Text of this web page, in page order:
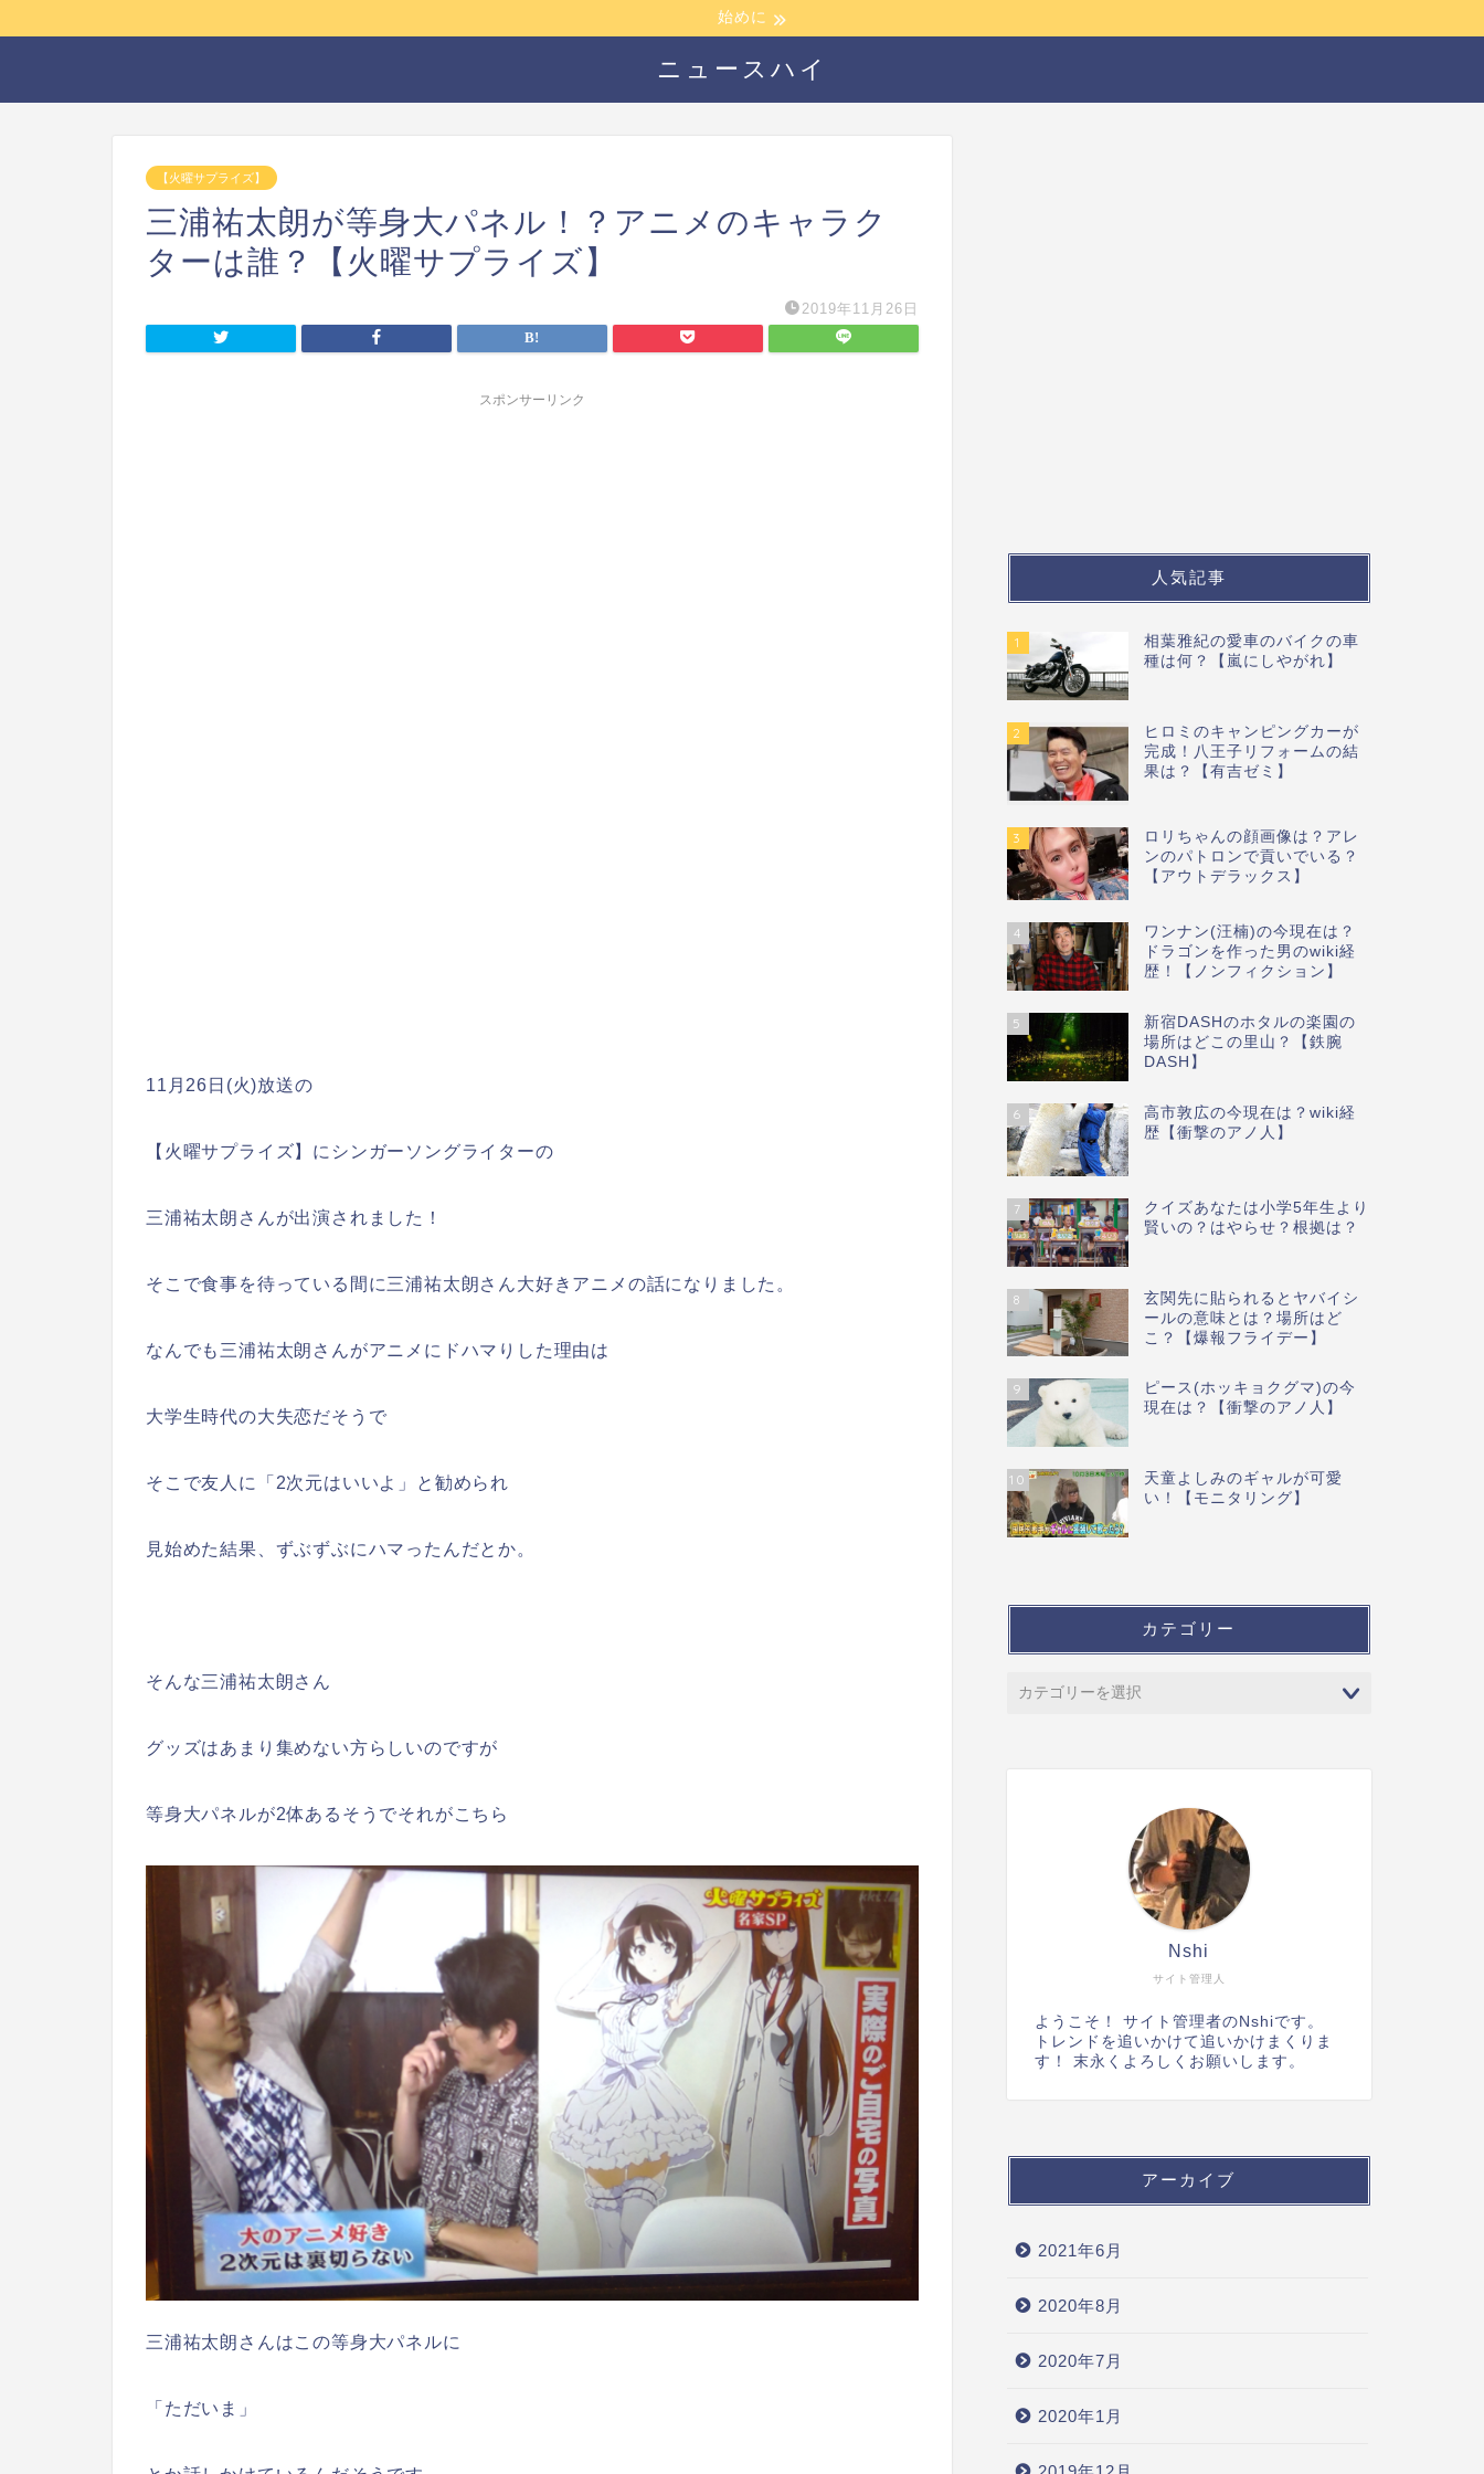
始めに
ニュースハイ
【火曜サプライズ】
三浦祐太朗が等身大パネル！？アニメのキャラク
ターは誰？【火曜サプライズ】
2019年11月26日
スポンサーリンク
11月26日(火)放送の
【火曜サプライズ】にシンガーソングライターの
三浦祐太朗さんが出演されました！
そこで食事を待っている間に三浦祐太朗さん大好きアニメの話になりました。
なんでも三浦祐太朗さんがアニメにドハマりした理由は
大学生時代の大失恋だそうで
そこで友人に「2次元はいいよ」と勧められ
見始めた結果、ずぶずぶにハマったんだとか。
そんな三浦祐太朗さん
グッズはあまり集めない方らしいのですが
等身大パネルが2体あるそうでそれがこちら
三浦祐太朗さんはこの等身大パネルに
「ただいま」
人気記事
1
相葉雅紀の愛車のバイクの車
種は何？【嵐にしやがれ】
2
ヒロミのキャンピングカーが
完成！八王子リフォームの結
果は？【有吉ゼミ】
3
ロリちゃんの顔画像は？アレ
ンのパトロンで貢いでいる？
【アウトデラックス】
4
ワンナン(汪楠)の今現在は？
ドラゴンを作った男のwiki経
歴！【ノンフィクション】
5
新宿DASHのホタルの楽園の
場所はどこの里山？【鉄腕
DASH】
6
高市敦広の今現在は？wiki経
歴【衝撃のアノ人】
7
クイズあなたは小学5年生より
賢いの？はやらせ？根拠は？
8
玄関先に貼られるとヤバイシ
ールの意味とは？場所はど
こ？【爆報フライデー】
9
ピース(ホッキョクグマ)の今
現在は？【衝撃のアノ人】
10
天童よしみのギャルが可愛
い！【モニタリング】
カテゴリー
サイト管理人
Nshi
ようこそ！ サイト管理者のNshiです。
トレンドを追いかけて追いかけまくりま
す！ 末永くよろしくお願いします。
アーカイブ
2021年6月
2020年8月
2020年7月
2020年1月